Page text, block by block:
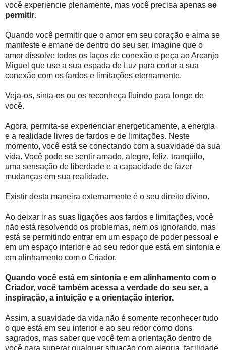
você experiencie plenamente, mas você precisa apenas se
permitir.
Quando você permitir que o amor em seu coração e alma se
manifeste e emane de dentro do seu ser, imagine que o
amor dissolve todos os laços de conexão e peça ao Arcanjo
Miguel que use a sua espada de Luz para cortar a sua
conexão com os fardos e limitações eternamente.
Veja-os, sinta-os ou os reconheça fluindo para longe de
você.
Agora, permita-se experienciar energeticamente, a energia
e a realidade livres de fardos e de limitações. Neste
momento, você está se conectando com a suavidade da sua
vida. Você pode se sentir amado, alegre, feliz, tranqüilo,
uma sensação de liberdade e a capacidade de fazer
mudanças em sua realidade.
Existir desta maneira externamente é o seu direito divino.
Ao deixar ir as suas ligações aos fardos e limitações, você
não está resolvendo os problemas, nem os ignorando, mas
está se permitindo entrar em um espaço de poder pessoal e
em um espaço interior e ao seu redor que está em sintonia e
em alinhamento com o Criador.
Quando você está em sintonia e em alinhamento com o
Criador, você também acessa a verdade do seu ser, a
inspiração, a intuição e a orientação interior.
Assim, a suavidade da vida não é somente reconhecer tudo
o que está em seu interior e ao seu redor como dons
sagrados, mas saber que você tem a orientação dentro de